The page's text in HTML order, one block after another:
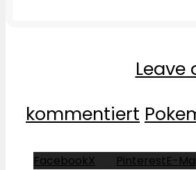
Leave
kommentiert
FacebookX PinterestE-